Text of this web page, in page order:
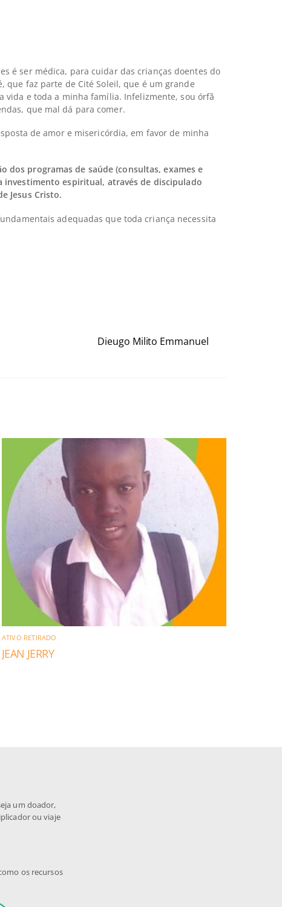
é ser médica, para cuidar das crianças doentes do
que faz parte de Cité Soleil, que é um grande
vida e toda a minha família. Infelizmente, sou órfã
que mal dá para comer.
de amor e misericórdia, em favor de minha
dos programas de saúde (consultas, exames e
investimento espiritual, através de discipulado
Jesus Cristo.
adequadas que toda criança necessita
Dieugo Milito Emmanuel
ATIVO RETIRADO
JEAN JERRY
um doador,
ou viaje
os recursos